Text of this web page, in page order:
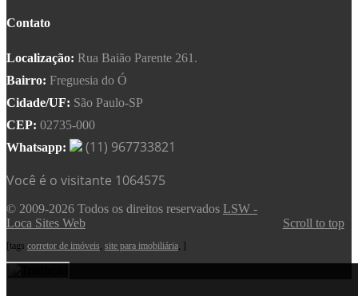
Contato
Localização: Rua Baião Parente 261.
Bairro: Freguesia do Ó
Cidade/UF: São Paulo-SP
CEP: 02735-000
Whatsapp:
(11) 967733821
Você é o visitante 1064575
© 2009-2026 Todos os direitos reservados LSW -
Loca Sites Web
Scroll to top
[tags corretor de imóveis, site para imobiliária, ]